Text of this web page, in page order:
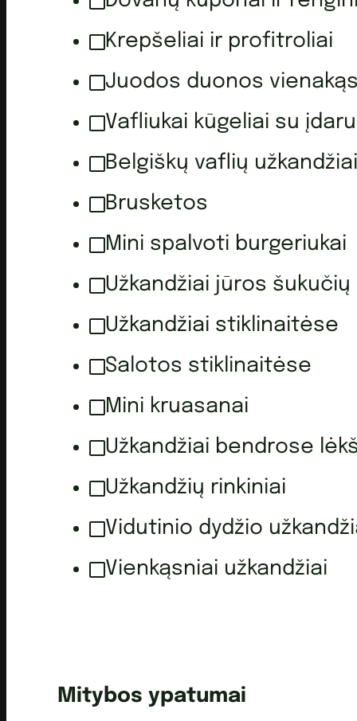
Krepšeliai ir profitroliai
Juodos duonos
Vafliukai kūgeliai su įdaru
Belgiškų vaflių užkandžiai
Brusketos
Mini spalvoti burgeriukai
Užkandžiai jūros
Užkandžiai stiklinaitėse
Salotos stiklinaitėse
Mini kruasanai
Užkandžiai bendrose
Užkandžių rinkiniai
Vidutinio dydžio
Vienkąsniai užkandžiai
Mitybos ypatumai